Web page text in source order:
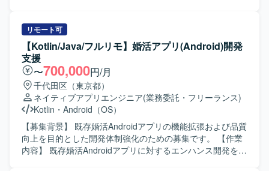
いただきます。 具体的には、自治体向け健康管理アプリの
Web／Androidアプリ開発、サイネージ受付システムの
Androidアプリ開発、PHP／Node.jsを用いたバックエン
ド・Webシステム開発、KotlinによるAndroidネイティブア
プリ開発、REST API連携やDB設計、管理画面開発、UI/UX
改善、機能追加・改修対応、iOS／Web／サーバーサイドと
の仕様調整・連携開発、Firebaseやクラウドサービスを利
用したアプリ連携、保守運用や障害調査、パフォーマンス
改善対応などを行っていただきます。 【求める人物像】 フ
ロントエンドからバックエンドまで幅広い領域に対して主
体的にキャッチアップしながら取り組める方を求めていま
リモート可
【Kotlin/Java/フルリモ】婚活アプリ(Android)開発
支援
〜700,000円/月
千代田区（東京都）
ネイティブアプリエンジニア(業務委託・フリーランス)
Kotlin ・ Android（OS）
【募集背景】 既存婚活Androidアプリの機能拡張および品質
向上を目的とした開発体制強化のための募集です。 【作業
内容】 既存婚活Androidアプリに対するエンハンス開発を行